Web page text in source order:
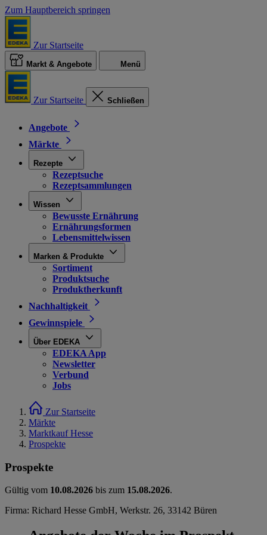
Zum Hauptbereich springen
Zur Startseite
Markt & Angebote Menü
Zur Startseite Schließen
Angebote
Märkte
Rezepte
Rezeptsuche
Rezeptsammlungen
Wissen
Bewusste Ernährung
Ernährungsformen
Lebensmittelwissen
Marken & Produkte
Sortiment
Produktsuche
Produktherkunft
Nachhaltigkeit
Gewinnspiele
Über EDEKA
EDEKA App
Newsletter
Verbund
Jobs
Zur Startseite
Märkte
Marktkauf Hesse
Prospekte
Prospekte
Gültig vom 10.08.2026 bis zum 15.08.2026.
Firma: Richard Hesse GmbH, Werkstr. 26, 33142 Büren